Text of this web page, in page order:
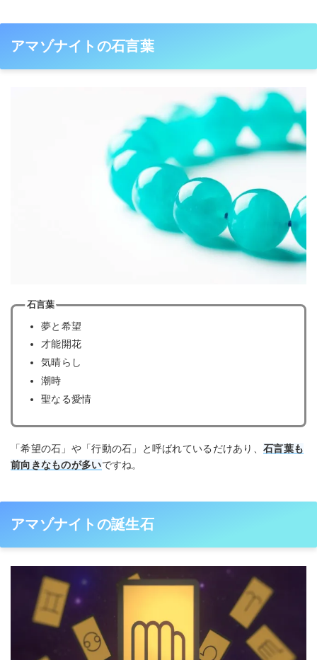
アマゾナイトの石言葉
石言葉
夢と希望
才能開花
気晴らし
潮時
聖なる愛情
「希望の石」や「行動の石」と呼ばれているだけあり、 石言葉も
前向きなものが多いですね。
アマゾナイトの誕生石